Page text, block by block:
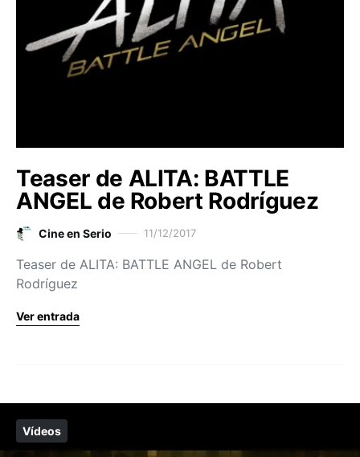
Teaser de ALITA: BATTLE
ANGEL de Robert Rodríguez
Cine en Serio 11/12/2017
Teaser de ALITA: BATTLE ANGEL de Robert
Rodríguez
Ver entrada
Vídeos